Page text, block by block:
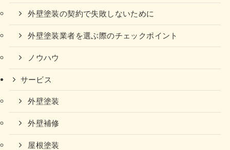
外壁塗装の契約で失敗しないために
外壁塗装業者を選ぶ際のチェックポイント
ノウハウ
サービス
外壁塗装
外壁補修
屋根塗装